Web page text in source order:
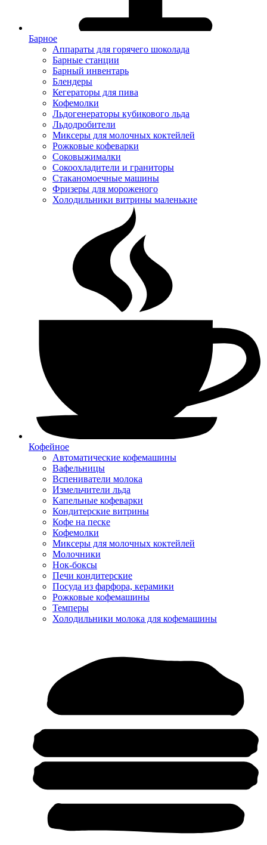
Барное
Аппараты для горячего шоколада
Барные станции
Барный инвентарь
Блендеры
Кегераторы для пива
Кофемолки
Льдогенераторы кубикового льда
Льдодробители
Миксеры для молочных коктейлей
Рожковые кофеварки
Соковыжималки
Сокоохладители и граниторы
Стаканомоечные машины
Фризеры для мороженого
Холодильники витрины маленькие
Кофейное
Автоматические кофемашины
Вафельницы
Вспениватели молока
Измельчители льда
Капельные кофеварки
Кондитерские витрины
Кофе на песке
Кофемолки
Миксеры для молочных коктейлей
Молочники
Нок-боксы
Печи кондитерские
Посуда из фарфора, керамики
Рожковые кофемашины
Темперы
Холодильники молока для кофемашины